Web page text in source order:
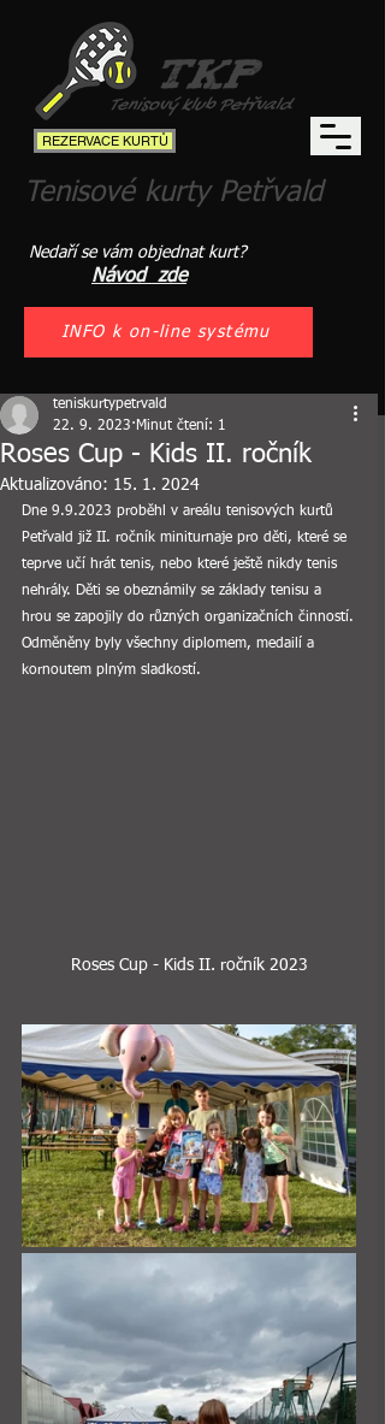
REZERVACE KURTŮ
Tenisové kurty Petřvald
Návod zde
Nedaří se vám objednat kurt?
INFO k on-line systému
Roses Cup - Kids II. ročník
teniskurtypetrvald
22. 9. 2023 Minut čtení: 1
Aktualizováno: 15. 1. 2024
Dne 9.9.2023 proběhl v areálu tenisových kurtů
Petřvald již II. ročník miniturnaje pro děti, které se
teprve učí hrát tenis, nebo které ještě nikdy tenis
nehrály. Děti se obeznámily se základy tenisu a
hrou se zapojily do různých organizačních činností.
Odměněny byly všechny diplomem, medailí a
kornoutem plným sladkostí.
Roses Cup - Kids II. ročník 2023